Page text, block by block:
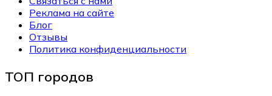
Реклама на сайте
Блог
Отзывы
Политика конфиденциальности
ТОП городов